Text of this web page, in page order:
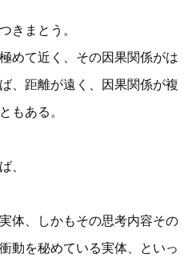
きまとう。
めて近く、その因果関係がは
、距離が遠く、因果関係が複
もある。
、
体、しかもその思考内容その
動を秘めている実体、といっ